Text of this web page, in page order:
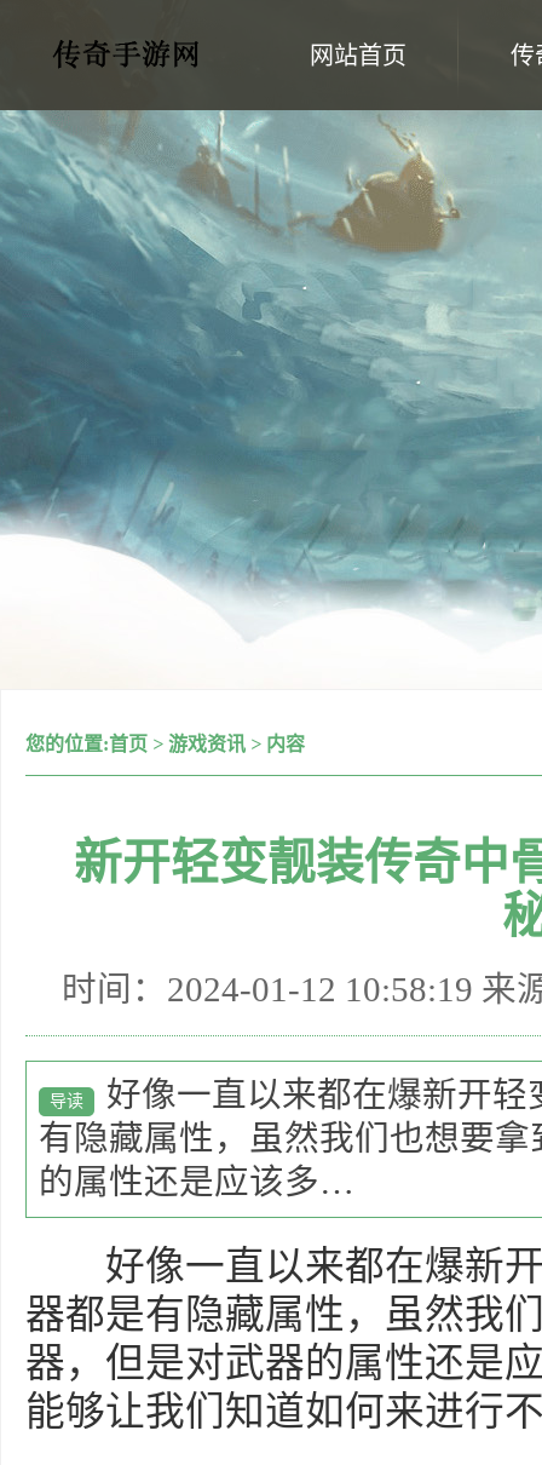
网站首页 传
您的位置:首页 > 游戏资讯 > 内容
新开轻变靓装传奇中
时间：2024-01-12 10:58:19 来
导读
好像一直以来都在爆新开
有隐藏属性，虽然我们也想要
的属性还是应该多…
好像一直以来都在爆新开
器都是有隐藏属性，虽然我
器，但是对武器的属性还是
能够让我们知道如何来进行